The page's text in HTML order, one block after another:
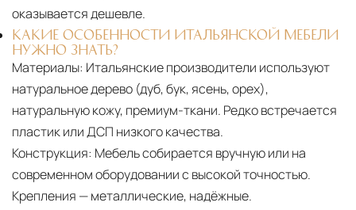
оказывается дешевле.
КАКИЕ ОСОБЕННОСТИ ИТАЛЬЯНСКОЙ МЕБЕЛИ
НУЖНО ЗНАТЬ?
Материалы: Итальянские производители используют
натуральное дерево (дуб, бук, ясень, орех),
натуральную кожу, премиум-ткани. Редко встречается
пластик или ДСП низкого качества.
Конструкция: Мебель собирается вручную или на
современном оборудовании с высокой точностью.
Крепления — металлические, надёжные.